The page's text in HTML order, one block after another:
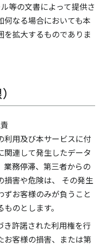
等の文書によって提供さ
何なる場合においても本
拡大するものでありま
利用及び本サービスに付
関連して発生したデータ
務停滞、第三者からの
損害や危険は、 その発生
お客様のみが負うこと
のとします。
き許諾された利用権を行
お客様の損害、または第